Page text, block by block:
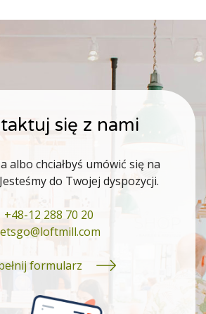
się z nami
albo chciałbyś umówić się na
do Twojej dyspozycji.
+48-12 288 70 20
formularz